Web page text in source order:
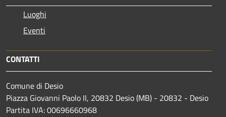
Luoghi
Eventi
CONTATTI
Comune di Desio
Piazza Giovanni Paolo II, 20832 Desio (MB) - 20832 - Desio
Partita IVA: 00696660968